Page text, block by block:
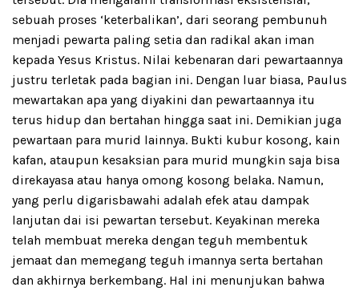
sebuah proses ‘keterbalikan’, dari seorang pembunuh
menjadi pewarta paling setia dan radikal akan iman
kepada Yesus Kristus. Nilai kebenaran dari pewartaannya
justru terletak pada bagian ini. Dengan luar biasa, Paulus
mewartakan apa yang diyakini dan pewartaannya itu
terus hidup dan bertahan hingga saat ini. Demikian juga
pewartaan para murid lainnya. Bukti kubur kosong, kain
kafan, ataupun kesaksian para murid mungkin saja bisa
direkayasa atau hanya omong kosong belaka. Namun,
yang perlu digarisbawahi adalah efek atau dampak
lanjutan dai isi pewartan tersebut. Keyakinan mereka
telah membuat mereka dengan teguh membentuk
jemaat dan memegang teguh imannya serta bertahan
dan akhirnya berkembang. Hal ini menunjukan bahwa